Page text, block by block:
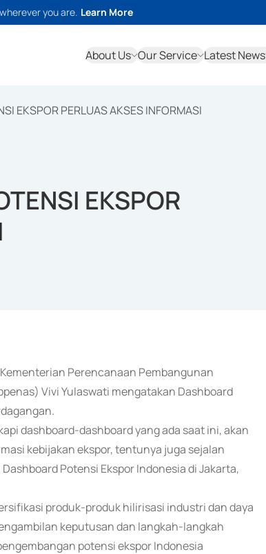
you are. Learn More
About Us Our Service Latest News
EKSPOR PERLUAS AKSES INFORMASI
EKSPOR
Perencanaan Pembangunan
Vivi Yulaswati mengatakan Dashboard
dashboard-dashboard yang ada saat ini, akan
kebijakan ekspor, tentunya juga sejalan
Potensi Ekspor Indonesia di Jakarta,
produk-produk hilirisasi industri dan daya
keputusan dan langkah-langkah
potensi ekspor Indonesia